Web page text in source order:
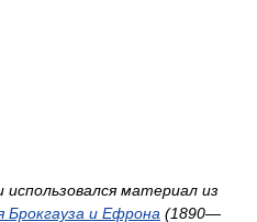
материал из
Брокгауза и Ефрона (1890—